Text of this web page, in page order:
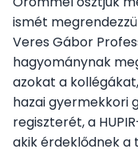
ismét
Veres Gábor
hagyománynak
azokat a
hazai gyermekkori
regiszterét, a
akik érdeklődnek a